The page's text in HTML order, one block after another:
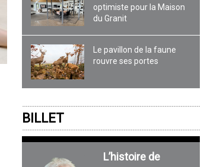
optimiste pour la Maison
du Granit
Le pavillon de la faune
rouvre ses portes
BILLET
L’histoire de